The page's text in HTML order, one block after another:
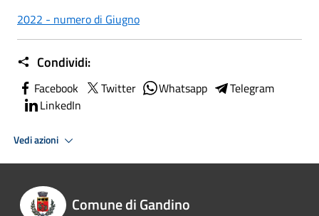
2022 - numero di Giugno
Condividi:
Facebook Twitter Whatsapp
Telegram
LinkedIn
Vedi azioni
Comune di Gandino